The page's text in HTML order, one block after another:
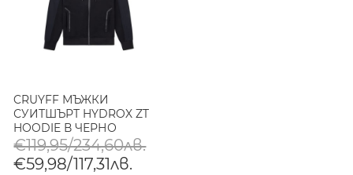
CRUYFF МЪЖКИ
СУИТШЪРТ HYDROX ZT
HOODIE В ЧЕРНО
€119,95/234,60лв.
€59,98/117,31лв.